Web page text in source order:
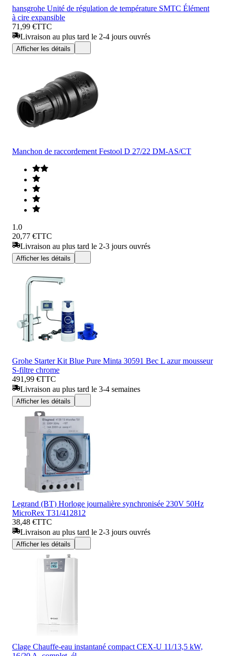
hansgrohe Unité de régulation de température SMTC Élément
à cire expansible
71,99 €TTC
Livraison au plus tard le 2-4 jours ouvrés
Afficher les détails
Manchon de raccordement Festool D 27/22 DM-AS/CT
1.0
20,77 €TTC
Livraison au plus tard le 2-3 jours ouvrés
Afficher les détails
Grohe Starter Kit Blue Pure Minta 30591 Bec L azur mousseur
S-filtre chrome
491,99 €TTC
Livraison au plus tard le 3-4 semaines
Afficher les détails
Legrand (BT) Horloge journalière synchronisée 230V 50Hz
MicroRex T31/412812
38,48 €TTC
Livraison au plus tard le 2-3 jours ouvrés
Afficher les détails
Clage Chauffe-eau instantané compact CEX-U 11/13,5 kW,